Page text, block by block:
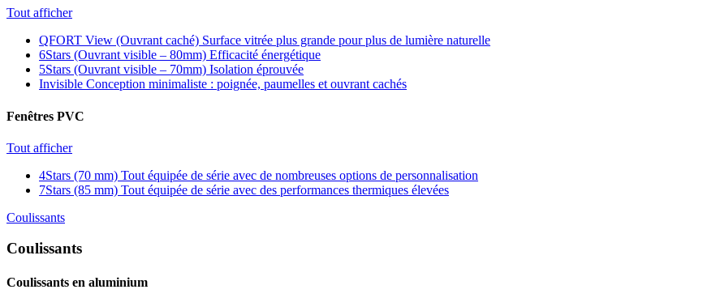
Tout afficher
QFORT View (Ouvrant caché) Surface vitrée plus grande pour plus de lumière naturelle
6Stars (Ouvrant visible – 80mm) Efficacité énergétique
5Stars (Ouvrant visible – 70mm) Isolation éprouvée
Invisible Conception minimaliste : poignée, paumelles et ouvrant cachés
Fenêtres PVC
Tout afficher
4Stars (70 mm) Tout équipée de série avec de nombreuses options de personnalisation
7Stars (85 mm) Tout équipée de série avec des performances thermiques élevées
Coulissants
Coulissants
Coulissants en aluminium